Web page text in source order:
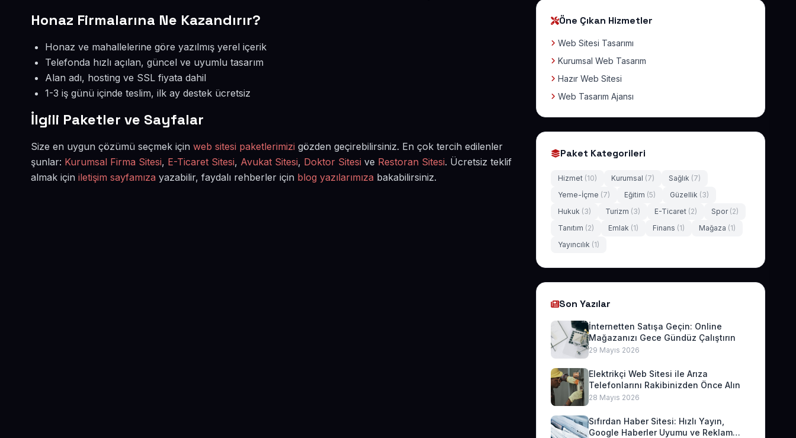
Honaz Firmalarına Ne Kazandırır?
Honaz ve mahallelerine göre yazılmış yerel içerik
Telefonda hızlı açılan, güncel ve uyumlu tasarım
Alan adı, hosting ve SSL fiyata dahil
1-3 iş günü içinde teslim, ilk ay destek ücretsiz
İlgili Paketler ve Sayfalar
Size en uygun çözümü seçmek için web sitesi paketlerimizi gözden geçirebilirsiniz. En çok tercih edilenler
şunlar: Kurumsal Firma Sitesi, E-Ticaret Sitesi, Avukat Sitesi, Doktor Sitesi ve Restoran Sitesi. Ücretsiz teklif
almak için iletişim sayfamıza yazabilir, faydalı rehberler için blog yazılarımıza bakabilirsiniz.
Öne Çıkan Hizmetler
Web Sitesi Tasarımı
Kurumsal Web Tasarım
Hazır Web Sitesi
Web Tasarım Ajansı
Paket Kategorileri
Hizmet (10) Kurumsal (7) Sağlık (7)
Yeme-İçme (7) Eğitim (5) Güzellik (3)
Hukuk (3) Turizm (3) E-Ticaret (2) Spor (2)
Tanıtım (2) Emlak (1) Finans (1) Mağaza (1)
Yayıncılık (1)
Son Yazılar
İnternetten Satışa Geçin: Online
Mağazanızı Gece Gündüz Çalıştırın
29 Mayıs 2026
Elektrikçi Web Sitesi ile Arıza
Telefonlarını Rakibinizden Önce Alın
28 Mayıs 2026
Sıfırdan Haber Sitesi: Hızlı Yayın,
Google Haberler Uyumu ve Reklam